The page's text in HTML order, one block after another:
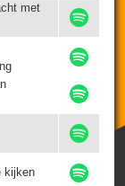
met
kijken